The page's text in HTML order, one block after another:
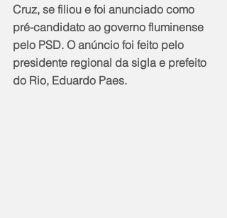
Cruz, se filiou e foi anunciado como
pré-candidato ao governo fluminense
pelo PSD. O anúncio foi feito pelo
presidente regional da sigla e prefeito
do Rio, Eduardo Paes.